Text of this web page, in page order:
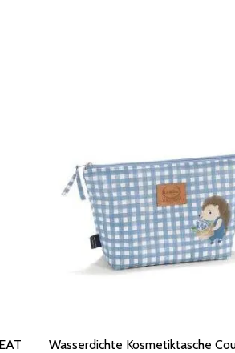
Wasserdichte Kosmetiktasche